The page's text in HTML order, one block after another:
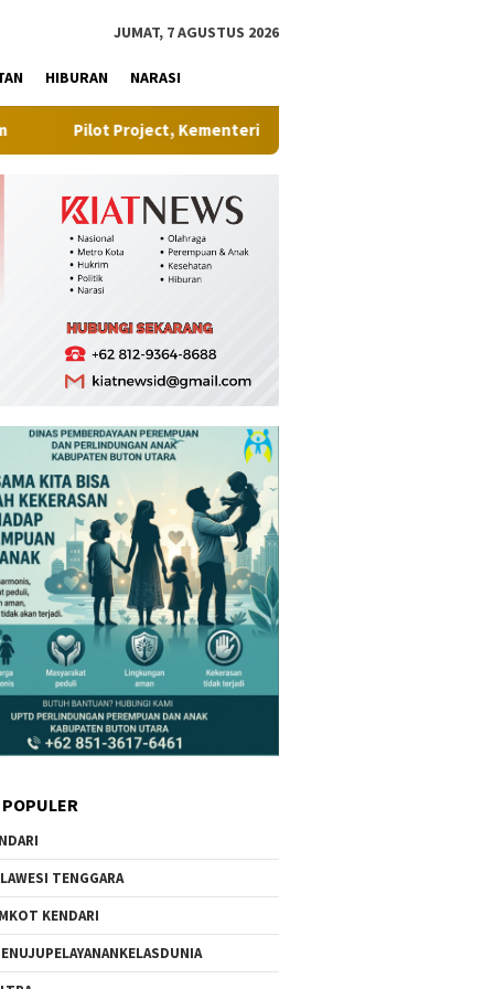
JUMAT, 7 AGUSTUS 2026
HIBURAN NARASI
Kementerian ATR/BPN Uji Coba Layanan Peralihan Hak
TENGGARA
KENDARI